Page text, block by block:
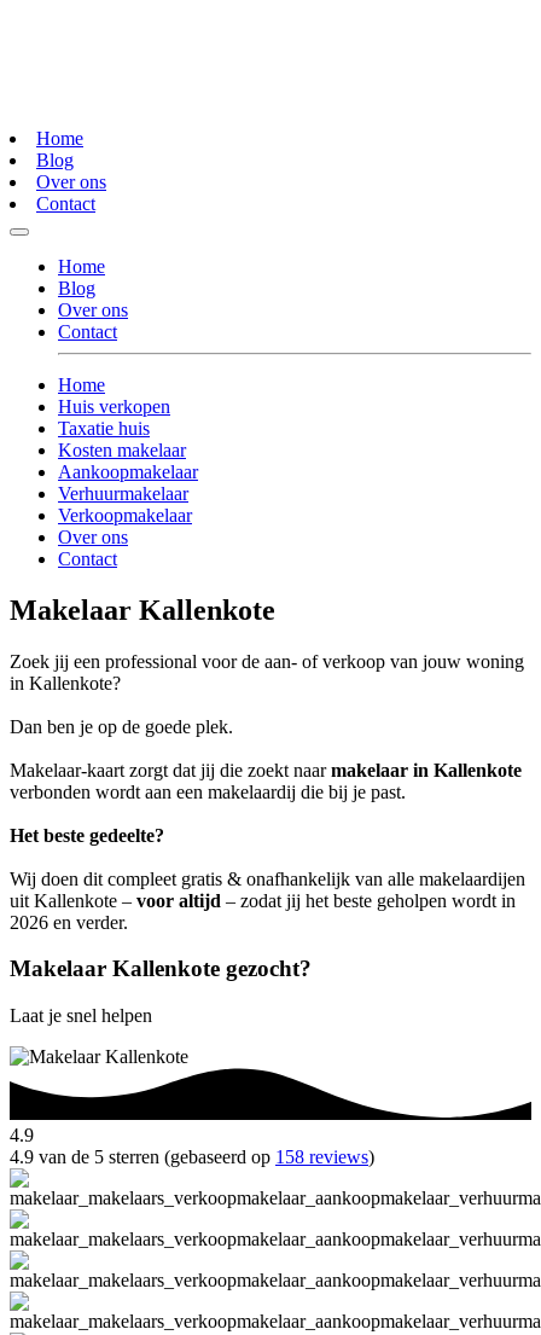
Home
Blog
Over ons
Contact
Home
Blog
Over ons
Contact
Home
Huis verkopen
Taxatie huis
Kosten makelaar
Aankoopmakelaar
Verhuurmakelaar
Verkoopmakelaar
Over ons
Contact
Makelaar Kallenkote
Zoek jij een professional voor de aan- of verkoop van jouw woning
in Kallenkote?
Dan ben je op de goede plek.
Makelaar-kaart zorgt dat jij die zoekt naarmakelaar in Kallenkote
verbonden wordt aan een makelaardij die bij je past.
Het beste gedeelte?
Wij doen dit compleet gratis & onafhankelijk van alle makelaardijen
uit Kallenkote – voor altijd – zodat jij het beste geholpen wordt in
2026 en verder.
Makelaar Kallenkote gezocht?
Laat je snel helpen
4.9
4.9 van de 5 sterren (gebaseerd op 158 reviews)